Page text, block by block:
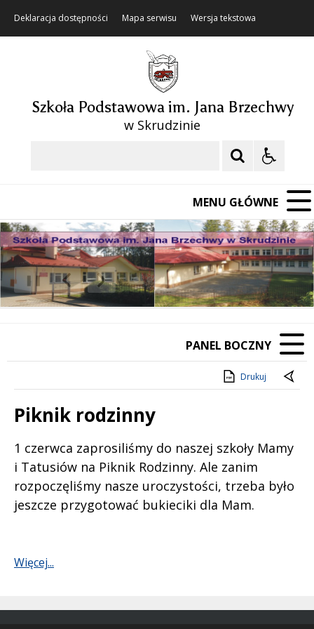
Deklaracja dostępności Mapa serwisu Wersja tekstowa
Szkoła Podstawowa im. Jana Brzechwy
w Skrudzinie
MENU GŁÓWNE
Poprzedni Element
Następny Element
❚❚
PANEL BOCZNY
Drukuj
Piknik rodzinny
Treść
1 czerwca zaprosiliśmy do naszej szkoły Mamy
i Tatusiów na Piknik Rodzinny. Ale zanim
rozpoczęliśmy nasze uroczystości, trzeba było
jeszcze przygotować bukieciki dla Mam.
Więcej...